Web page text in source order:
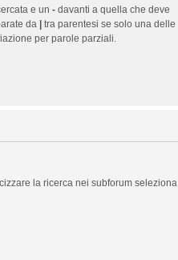
e un -davanti a quella che deve
da |tra parentesi se solo una delle
per parole parziali.
la ricerca nei subforum seleziona